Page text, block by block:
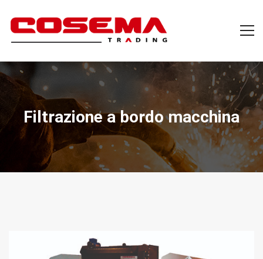
Filtrazione a bordo macchina